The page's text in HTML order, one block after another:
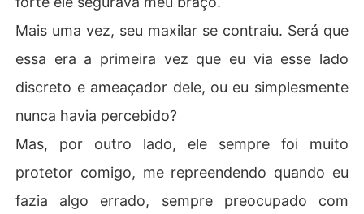
Mais uma vez, seu maxilar se contraiu. Será que
essa era a primeira vez que eu via esse lado
discreto e ameaçador dele, ou eu simplesmente
nunca havia percebido?
Mas, por outro lado, ele sempre foi muito
protetor comigo, me repreendendo quando eu
fazia algo errado, sempre preocupado com